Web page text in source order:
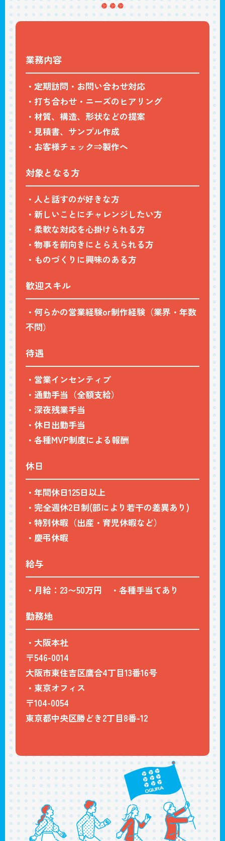
業務内容
・定期訪問・お問い合わせ対応
・打ち合わせ・ニーズのヒアリング
・材質、構造、形状などの提案
・見積書、サンプル作成
・お客様チェック⇒製作へ
対象となる方
・人と話すのが好きな方
・新しいことにチャレンジしたい方
・柔軟な対応を心掛けられる方
・物事を前向きにとらえられる方
・ものづくりに興味のある方
歓迎スキル
・何らかの営業経験or制作経験（業界・年数
不問）
待遇
・営業インセンティブ
・通勤手当（全額支給）
・深夜残業手当
・休日出勤手当
・各種MVP制度による報酬
休日
・年間休日125日以上
・完全週休2日制(部により若干の差異あり)
・特別休暇（出産・育児休暇など）
・慶弔休暇
給与
・月給：23〜50万円 ・各種手当てあり
勤務地
・大阪本社
〒546-0014
大阪市東住吉区鷹合4丁目13番16号
・東京オフィス
〒104-0054
東京都中央区勝どき2丁目8番-12